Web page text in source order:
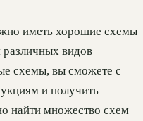
иметь хорошие схемы
различных видов
схемы, вы сможете с
и получить
найти множество схем